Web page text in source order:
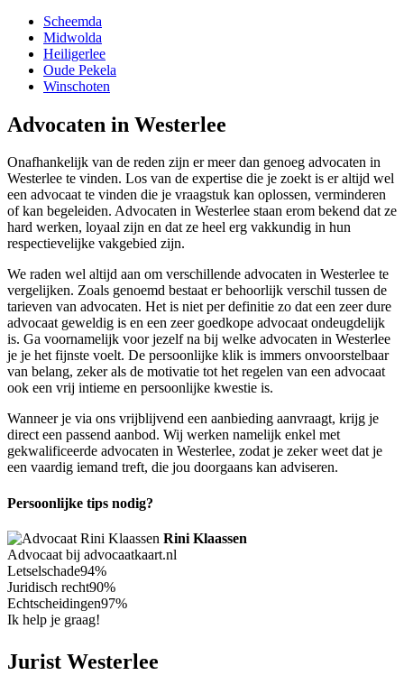
Scheemda
Midwolda
Heiligerlee
Oude Pekela
Winschoten
Advocaten in Westerlee
Onafhankelijk van de reden zijn er meer dan genoeg advocaten in
Westerlee te vinden. Los van de expertise die je zoekt is er altijd wel
een advocaat te vinden die je vraagstuk kan oplossen, verminderen
of kan begeleiden. Advocaten in Westerlee staan erom bekend dat ze
hard werken, loyaal zijn en dat ze heel erg vakkundig in hun
respectievelijke vakgebied zijn.
We raden wel altijd aan om verschillende advocaten in Westerlee te
vergelijken. Zoals genoemd bestaat er behoorlijk verschil tussen de
tarieven van advocaten. Het is niet per definitie zo dat een zeer dure
advocaat geweldig is en een zeer goedkope advocaat ondeugdelijk
is. Ga voornamelijk voor jezelf na bij welke advocaten in Westerlee
je je het fijnste voelt. De persoonlijke klik is immers onvoorstelbaar
van belang, zeker als de motivatie tot het regelen van een advocaat
ook een vrij intieme en persoonlijke kwestie is.
Wanneer je via ons vrijblijvend een aanbieding aanvraagt, krijg je
direct een passend aanbod. Wij werken namelijk enkel met
gekwalificeerde advocaten in Westerlee, zodat je zeker weet dat je
een vaardig iemand treft, die jou doorgaans kan adviseren.
Persoonlijke tips nodig?
Rini Klaassen
Advocaat bij advocaatkaart.nl
Letselschade94%
Juridisch recht90%
Echtscheidingen97%
Ik help je graag!
Jurist Westerlee